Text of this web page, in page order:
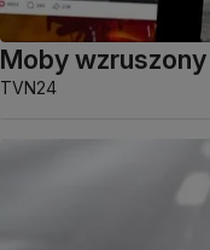
Moby
TVN24